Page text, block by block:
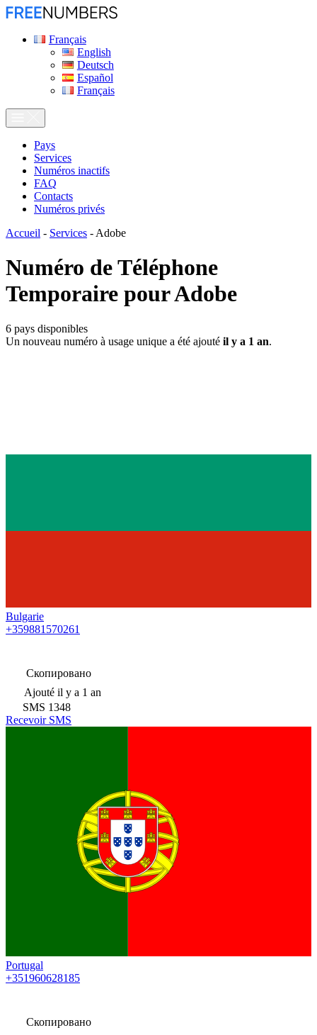
Français
English
Deutsch
Español
Français
Pays
Services
Numéros inactifs
FAQ
Contacts
Numéros privés
Accueil - Services - Adobe
Numéro de Téléphone
Temporaire pourAdobe
6 pays disponibles
Un nouveau numéro à usage unique a été ajouté il y a 1 an.
Bulgarie
+359881570261
Скопировано
Ajouté il y a 1 an
SMS 1348
Recevoir SMS
Portugal
+351960628185
Скопировано